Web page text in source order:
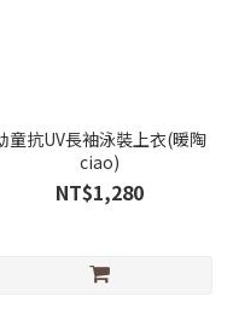
童抗UV長袖泳裝上衣(暖陶
ciao)
NT$1,280